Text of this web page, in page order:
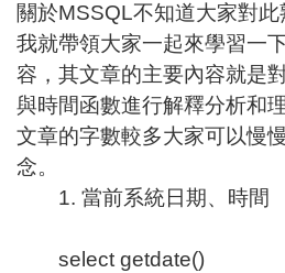
關於MSSQL不知道大家對
我就帶領大家一起來學習一
容，其文章的主要內容就是
與時間函數進行解釋分析和
文章的字數較多大家可以慢
念。
1. 當前系統日期、時間
select getdate()